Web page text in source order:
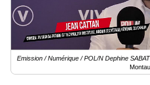
Emission / Numérique / POL/N Dephine